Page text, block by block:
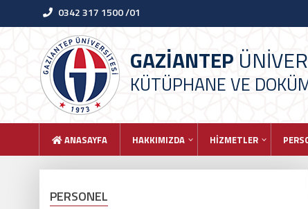
0342 317 1500 /01
GAZİANTEP
KÜTÜPHANE VE
ANASAYFA HAKKIMIZDA HİZMETLER
PERSONEL